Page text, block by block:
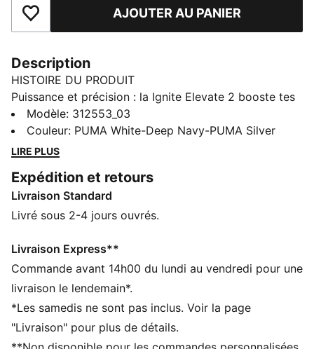
Ajouter aux favorisAJOUTER AU PANIER
Description
HISTOIRE DU PRODUIT
Puissance et précision : la Ignite Elevate 2 booste tes
performances sur le parcours. Offrant un maintien
renforcé, la semelle intermédiaire intègre la
technologie FLOATPLATE, qui aide à stabiliser le milieu
chaque swing. Le système PWRSADDLE enveloppe
ton pied, pour une sensation de maintien parfaitement
ajustée qui te permet de pivoter à pleine puissance
CARACTÉRISTIQUES + AVANTAGES
IGNITEFOAM : une mousse PU révolutionnaire qui offre
un retour d’énergie optimal et un confort absolu
Largeur : Régulière
Bout : Arrondi
Modèle: 312553_03
Couleur: PUMA White-Deep Navy-PUMA Silver
LIRE PLUS
Expédition et retours
Livraison Standard
Livré sous 2-4 jours ouvrés.
Livraison Express**
Commande avant 14h00 du lundi au vendredi pour une
livraison le lendemain*.
*Les samedis ne sont pas inclus. Voir la page
"Livraison" pour plus de détails.